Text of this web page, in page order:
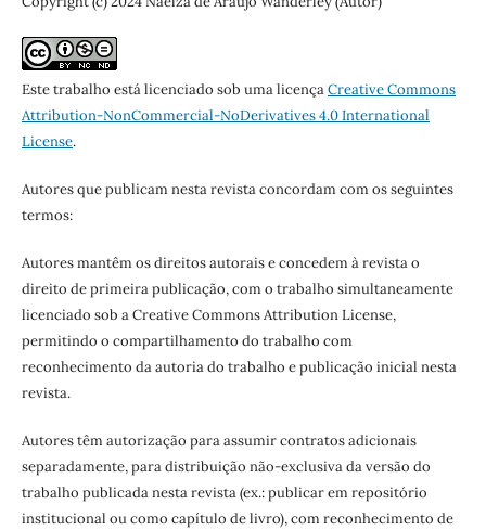
Este trabalho está licenciado sob uma licençaCreative Commons
Attribution-NonCommercial-NoDerivatives 4.0 International
License.
Autores que publicam nesta revista concordam com os seguintes
termos:
Autores mantêm os direitos autorais e concedem à revista o
direito de primeira publicação, com o trabalho simultaneamente
licenciado sob a Creative Commons Attribution License,
permitindo o compartilhamento do trabalho com
reconhecimento da autoria do trabalho e publicação inicial nesta
revista.
Autores têm autorização para assumir contratos adicionais
separadamente, para distribuição não-exclusiva da versão do
trabalho publicada nesta revista (ex.: publicar em repositório
institucional ou como capítulo de livro), com reconhecimento de